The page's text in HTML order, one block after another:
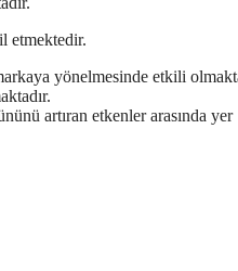
etmektedir.
yönelmesinde etkili
artıran etkenler arasında yer